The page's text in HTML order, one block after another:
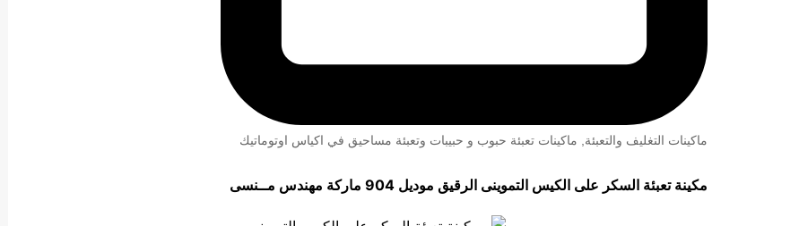
ماكينات التغليف والتعبئة ماكينات تعبئة حبوب و حبيبات وتعبئة مساحيق في اكياس اوتوماتيك
مكينة تعبئة السكر على الكيس التموينى الرقيق موديل 904 ماركة مهندس مــنسى